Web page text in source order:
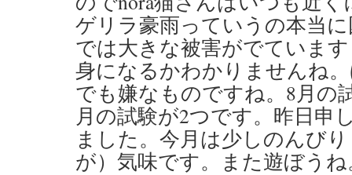
ゲリラ豪雨っていうの本当
では大きな被害がでていま
身になるかわかりませんね
でも嫌なものですね。8月の
月の試験が2つです。昨日申
ました。今月は少しのんび
が）気味です。また遊ぼう